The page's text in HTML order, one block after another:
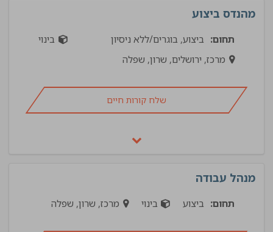
מהנדס ביצוע
תחום: ביצוע, בוגרים/ללא ניסיון
בינוי
מרכז, ירושלים, שרון, שפלה
שלח קורות חיים
מנהל עבודה
תחום: ביצוע בינוי מרכז, שרון, שפלה